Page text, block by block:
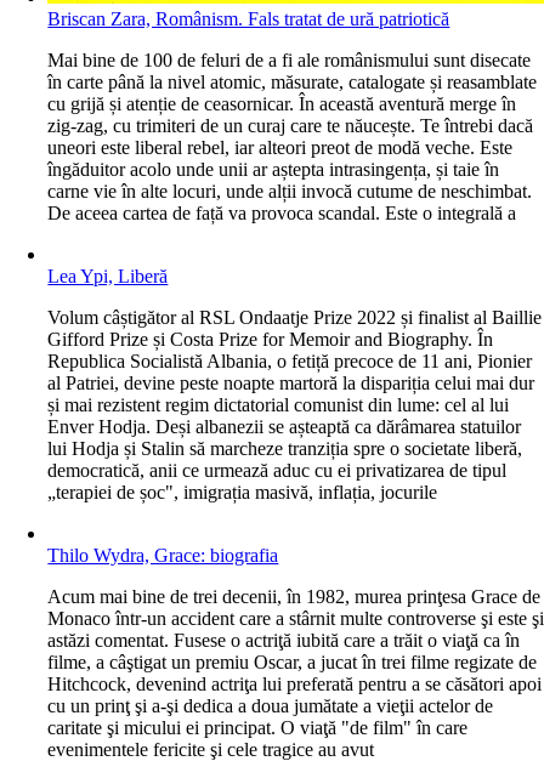
Briscan Zara, Românism. Fals tratat de ură patriotică
Mai bine de 100 de feluri de a fi ale românismului sunt disecate
în carte până la nivel atomic, măsurate, catalogate și reasamblate
cu grijă și atenție de ceasornicar. În această aventură merge în
zig-zag, cu trimiteri de un curaj care te năucește. Te întrebi dacă
uneori este liberal rebel, iar alteori preot de modă veche. Este
îngăduitor acolo unde unii ar aștepta intrasingența, și taie în
carne vie în alte locuri, unde alții invocă cutume de neschimbat.
De aceea cartea de față va provoca scandal. Este o integrală a
Lea Ypi, Liberă
Volum câștigător al RSL Ondaatje Prize 2022 și finalist al Baillie
Gifford Prize și Costa Prize for Memoir and Biography. În
Republica Socialistă Albania, o fetiță precoce de 11 ani, Pionier
al Patriei, devine peste noapte martoră la dispariția celui mai dur
și mai rezistent regim dictatorial comunist din lume: cel al lui
Enver Hodja. Deși albanezii se așteaptă ca dărâmarea statuilor
lui Hodja și Stalin să marcheze tranziția spre o societate liberă,
democratică, anii ce urmează aduc cu ei privatizarea de tipul
„terapiei de șoc", imigrația masivă, inflația, jocurile
Thilo Wydra, Grace: biografia
Acum mai bine de trei decenii, în 1982, murea prinţesa Grace de
Monaco într-un accident care a stârnit multe controverse şi este şi
astăzi comentat. Fusese o actriţă iubită care a trăit o viaţă ca în
filme, a câştigat un premiu Oscar, a jucat în trei filme regizate de
Hitchcock, devenind actriţa lui preferată pentru a se căsători apoi
cu un prinţ şi a-şi dedica a doua jumătate a vieţii actelor de
caritate şi micului ei principat. O viaţă "de film" în care
evenimentele fericite şi cele tragice au avut